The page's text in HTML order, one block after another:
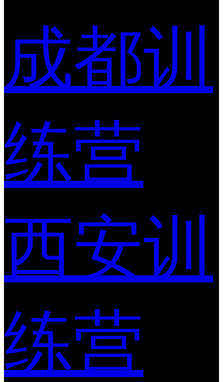
成都训
练营
西安训
练营